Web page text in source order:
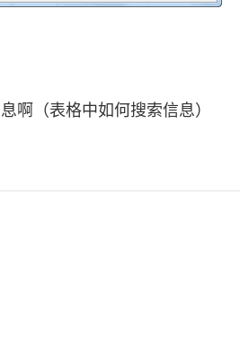
啊（表格中如何搜索信息）